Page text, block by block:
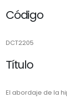
Código
DCT2205
Título
El abordaje de la